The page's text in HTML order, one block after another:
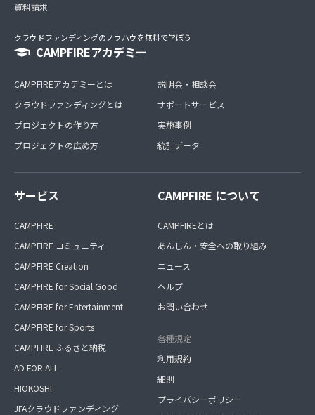
資料請求
クラウドファンディングのノウハウを無料で学ぼう
CAMPFIREアカデミー
CAMPFIREアカデミーとは
クラウドファンディングとは
プロジェクトの作り方
プロジェクトの広め方
説明会・相談会
サポートサービス
実施事例
統計データ
サービス
CAMPFIRE
CAMPFIRE コミュニティ
CAMPFIRE Creation
CAMPFIRE for Social Good
CAMPFIRE for Entertainment
CAMPFIRE for Sports
CAMPFIRE ふるさと納税
AD FOR ALL
HIOKOSHI
JFAクラウドファンディング
CAMPFIRE について
CAMPFIREとは
あんしん・安全への取り組み
ニュース
ヘルプ
お問い合わせ
各種規定
利用規約
細則
プライバシーポリシー